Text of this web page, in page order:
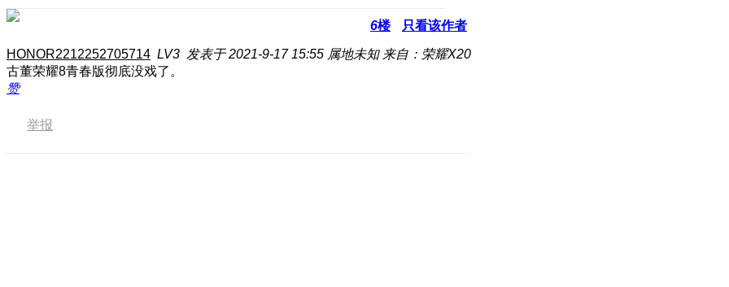
6楼 只看该作者
HONOR2212252705714 LV3 发表于 2021-9-17 15:55 属地未知 来自：荣耀X20
古董荣耀8青春版彻底没戏了。
赞
举报